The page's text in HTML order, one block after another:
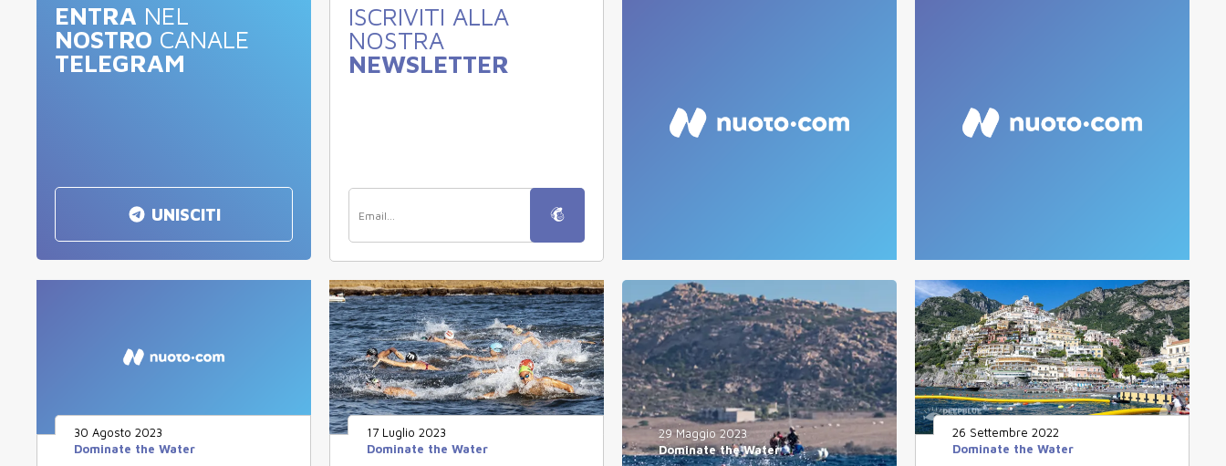
ENTRA NEL
NOSTRO CANALE
TELEGRAM
UNISCITI
ISCRIVITI ALLA
NOSTRA
NEWSLETTER
30 Agosto 2023
Dominate the Water
17 Luglio 2023
Dominate the Water
29 Maggio 2023
Dominate the Water
26 Settembre 2022
Dominate the Water